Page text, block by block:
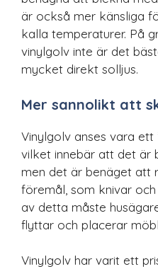
är också mer känsliga
kalla temperaturer. På
vinylgolv inte är det
mycket direkt solljus.
Mer sannolikt att
Vinylgolv anses vara ett
vilket innebär att det är
men det är benäget att
föremål, som knivar
av detta måste
flyttar och placerar
Vinylgolv har varit ett